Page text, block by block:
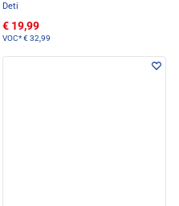
Deti
€ 19,99
VOC*€ 32,99